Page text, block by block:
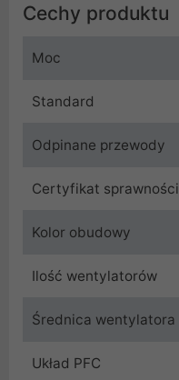
Cechy produktu
Moc
Standard
Odpinane przewody
Certyfikat sprawności
Kolor obudowy
Ilość wentylatorów
Średnica wentylatora
Układ PFC